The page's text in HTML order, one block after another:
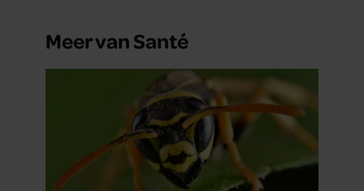
Meer van Santé